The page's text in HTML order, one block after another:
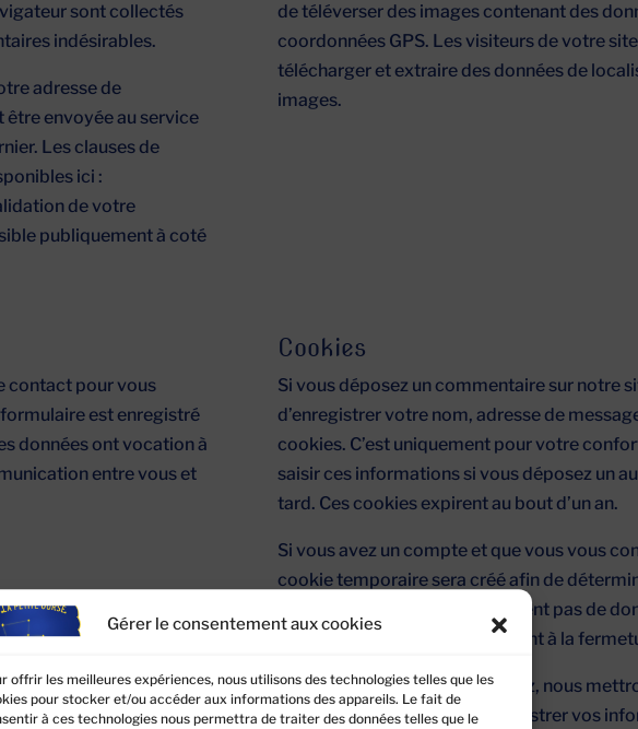
Gérer le consentement aux cookies
offrir les meilleures expériences, nous utilisons des technologies telles que les
pour stocker et/ou accéder aux informations des appareils. Le fait de
à ces technologies nous permettra de traiter des données telles que le
sont collectés
indésirables.
adresse de
être envoyée au service
Les clauses de
ici :
de votre
publiquement à coté
de téléverser des images contenant des
coordonnées GPS. Les visiteurs de votre
télécharger et extraire des données de
images.
contact pour vous
est enregistré
données ont vocation à
entre vous et
sites
intégrés (par
intégré depuis
que si le visiteur se
Cookies
Si vous déposez un commentaire sur notre
d’enregistrer votre nom, adresse de
cookies. C’est uniquement pour votre
saisir ces informations si vous déposez un
tard. Ces cookies expirent au bout d’un an.
Si vous avez un compte et que vous vous
cookie temporaire sera créé afin de
accepte les cookies. Il ne contient pas de
sera supprimé automatiquement à la
Lorsque vous vous connecterez, nous
nombre de cookies pour enregistrer vos